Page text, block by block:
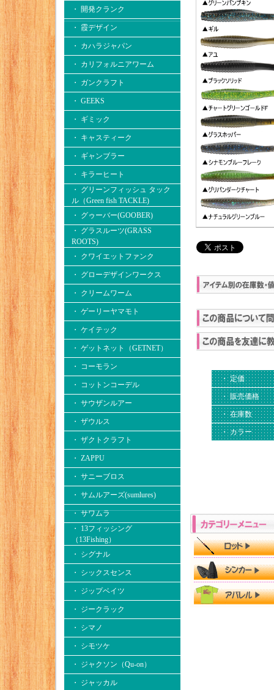
・ 開発クランク
・ 霞デザイン
・ カハラジャパン
・ カリフォルニアワーム
・ ガンクラフト
・ GEEKS
・ ギミック
・ キャスティーク
・ ギャンブラー
・ キラーヒート
・ グリーンフィッシュ タック
ル（Green fish TACKLE)
・ グゥーバー(GOOBER)
・ グラスルーツ(GRASS
ROOTS)
・ クワイエットファンク
・ グローデザインワークス
・ クリームワーム
・ ゲーリーヤマモト
・ ケイテック
・ ゲットネット（GETNET）
・ コーモラン
・ コットンコーデル
・ サウザンルアー
・ ザウルス
・ ザクトクラフト
・ ZAPPU
・ サニーブロス
・ サムルアーズ(sumlures)
・ サワムラ
・ 13フィッシング
（13Fishing）
・ シグナル
・ シックスセンス
・ ジップベイツ
・ ジークラック
・ シマノ
・ シモツケ
・ ジャクソン（Qu-on）
・ ジャッカル
・ 定価
・ 販売価格
・ 在庫数
・ カラー